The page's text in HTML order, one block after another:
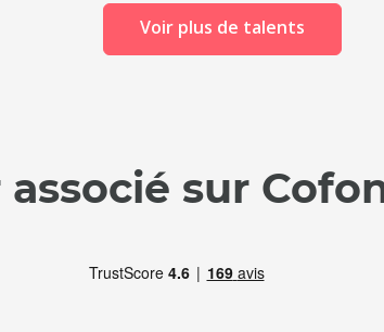
Voir plus de talents
sur